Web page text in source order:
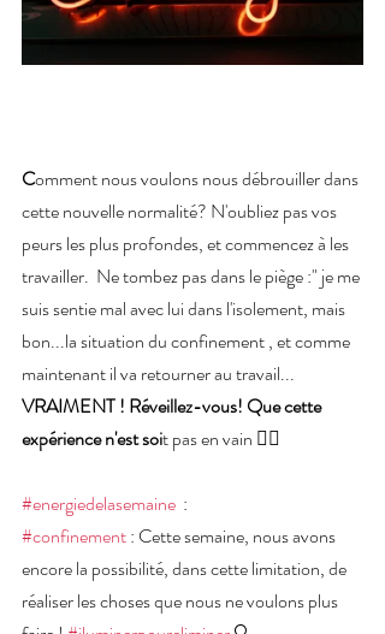
Comment nous voulons nous débrouiller dans
cette nouvelle normalité? N'oubliez pas vos
peurs les plus profondes, et commencez à les
travailler.  Ne tombez pas dans le piège :" je me
suis sentie mal avec lui dans l'isolement, mais
bon...la situation du confinement , et comme
maintenant il va retourner au travail...
VRAIMENT ! Réveillez-vous! Que cette
expérience n'est soit pas en vain ✊🏻
#energiedelasemaine
  :
#confinement : Cette semaine, nous avons
encore la possibilité, dans cette limitation, de
réaliser les choses que nous ne voulons plus